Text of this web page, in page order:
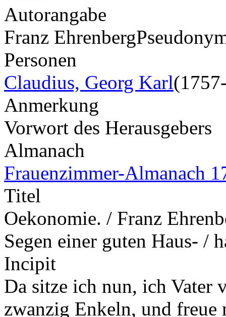
Autorangabe
Franz Ehrenberg
Personen
Claudius, Georg Karl
Anmerkung
Vorwort des Herausgebers
Almanach
Frauenzimmer-Almanach
Titel
Oekonomie. / Franz
Segen einer guten Haus- /
Incipit
Da sitze ich nun, ich Vater
zwanzig Enkeln, und